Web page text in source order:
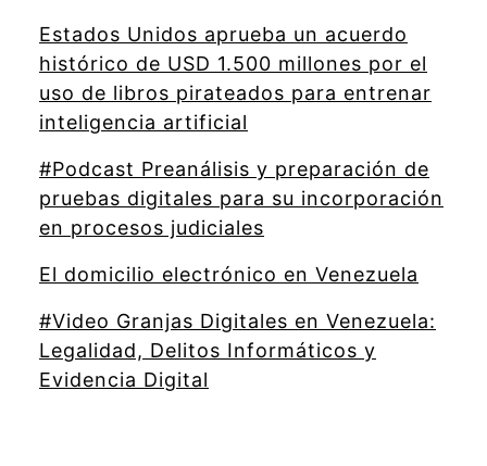
Estados Unidos aprueba un acuerdo
histórico de USD 1.500 millones por el
uso de libros pirateados para entrenar
inteligencia artificial
#Podcast Preanálisis y preparación de
pruebas digitales para su incorporación
en procesos judiciales
El domicilio electrónico en Venezuela
#Video Granjas Digitales en Venezuela:
Legalidad, Delitos Informáticos y
Evidencia Digital